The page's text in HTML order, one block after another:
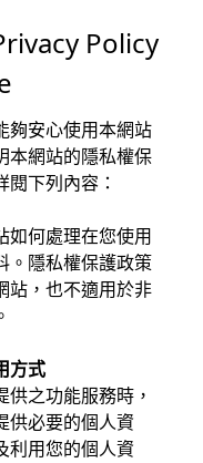
Policy
夠安心使用本網站
本網站的隱私權保
下列內容：
如何處理在您使用
。隱私權保護政策
站，也不適用於非
方式
之功能服務時，
供必要的個人資
利用您的個人資